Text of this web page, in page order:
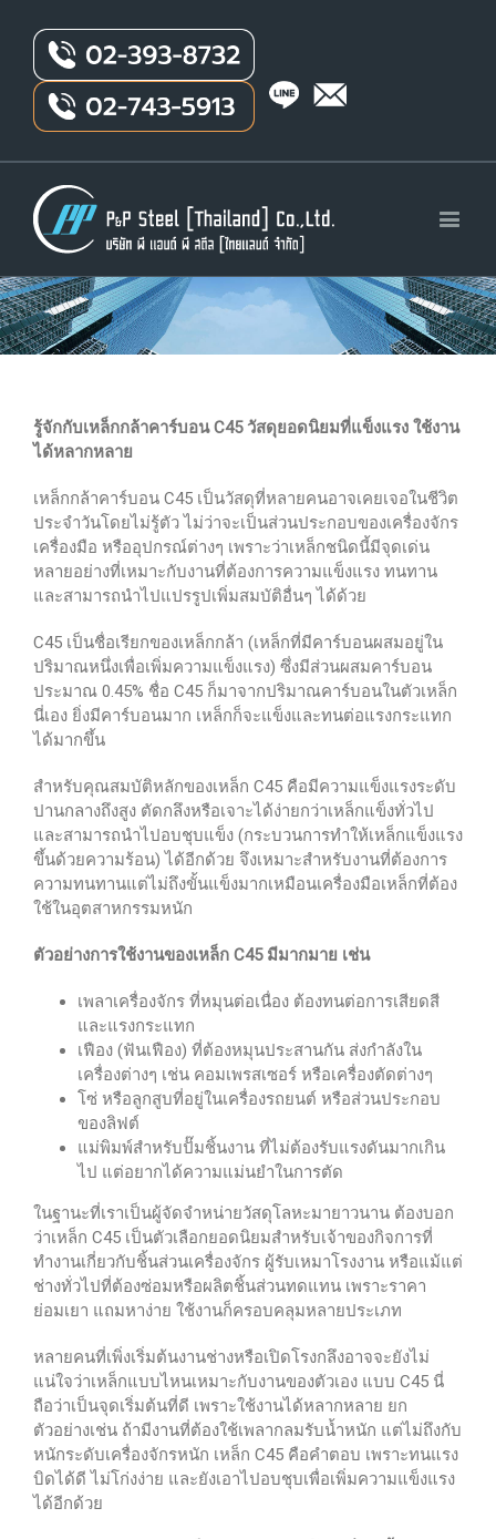
รู้จักกับเหล็กกล้าคาร์บอน C45 วัสดุยอดนิยมที่แข็งแรง ใช้งาน
ได้หลากหลาย
เหล็กกล้าคาร์บอน C45 เป็นวัสดุที่หลายคนอาจเคยเจอในชีวิต
ประจำวันโดยไม่รู้ตัว ไม่ว่าจะเป็นส่วนประกอบของเครื่องจักร
เครื่องมือ หรืออุปกรณ์ต่างๆ เพราะว่าเหล็กชนิดนี้มีจุดเด่น
หลายอย่างที่เหมาะกับงานที่ต้องการความแข็งแรง ทนทาน
และสามารถนำไปแปรรูปเพิ่มสมบัติอื่นๆ ได้ด้วย
C45 เป็นชื่อเรียกของเหล็กกล้า (เหล็กที่มีคาร์บอนผสมอยู่ใน
ปริมาณหนึ่งเพื่อเพิ่มความแข็งแรง) ซึ่งมีส่วนผสมคาร์บอน
ประมาณ 0.45% ชื่อ C45 ก็มาจากปริมาณคาร์บอนในตัวเหล็ก
นี่เอง ยิ่งมีคาร์บอนมาก เหล็กก็จะแข็งและทนต่อแรงกระแทก
ได้มากขึ้น
สำหรับคุณสมบัติหลักของเหล็ก C45 คือมีความแข็งแรงระดับ
ปานกลางถึงสูง ตัดกลึงหรือเจาะได้ง่ายกว่าเหล็กแข็งทั่วไป
และสามารถนำไปอบชุบแข็ง (กระบวนการทำให้เหล็กแข็งแรง
ขึ้นด้วยความร้อน) ได้อีกด้วย จึงเหมาะสำหรับงานที่ต้องการ
ความทนทานแต่ไม่ถึงขั้นแข็งมากเหมือนเครื่องมือเหล็กที่ต้อง
ใช้ในอุตสาหกรรมหนัก
ตัวอย่างการใช้งานของเหล็ก C45 มีมากมาย เช่น
เพลาเครื่องจักร ที่หมุนต่อเนื่อง ต้องทนต่อการเสียดสี
และแรงกระแทก
เฟือง (ฟันเฟือง) ที่ต้องหมุนประสานกัน ส่งกำลังใน
เครื่องต่างๆ เช่น คอมเพรสเซอร์ หรือเครื่องตัดต่างๆ
โซ่ หรือลูกสูบที่อยู่ในเครื่องรถยนต์ หรือส่วนประกอบ
ของลิฟต์
แม่พิมพ์สำหรับปั๊มชิ้นงาน ที่ไม่ต้องรับแรงดันมากเกิน
ไป แต่อยากได้ความแม่นยำในการตัด
ในฐานะที่เราเป็นผู้จัดจำหน่ายวัสดุโลหะมายาวนาน ต้องบอก
ว่าเหล็ก C45 เป็นตัวเลือกยอดนิยมสำหรับเจ้าของกิจการที่
ทำงานเกี่ยวกับชิ้นส่วนเครื่องจักร ผู้รับเหมาโรงงาน หรือแม้แต่
ช่างทั่วไปที่ต้องซ่อมหรือผลิตชิ้นส่วนทดแทน เพราะราคา
ย่อมเยา แถมหาง่าย ใช้งานก็ครอบคลุมหลายประเภท
หลายคนที่เพิ่งเริ่มต้นงานช่างหรือเปิดโรงกลึงอาจจะยังไม่
แน่ใจว่าเหล็กแบบไหนเหมาะกับงานของตัวเอง แบบ C45 นี่
ถือว่าเป็นจุดเริ่มต้นที่ดี เพราะใช้งานได้หลากหลาย ยก
ตัวอย่างเช่น ถ้ามีงานที่ต้องใช้เพลากลมรับน้ำหนัก แต่ไม่ถึงกับ
หนักระดับเครื่องจักรหนัก เหล็ก C45 คือคำตอบ เพราะทนแรง
บิดได้ดี ไม่โก่งง่าย และยังเอาไปอบชุบเพื่อเพิ่มความแข็งแรง
ได้อีกด้วย